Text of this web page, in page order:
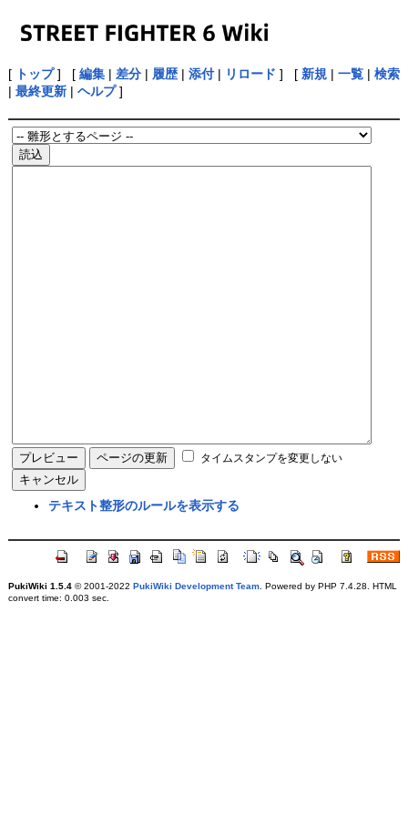
[ トップ] [ 編集| 差分| 履歴| 添付| リロード ] [ 新規| 一覧| 検索
| 最終更新| ヘルプ]
タイムスタンプを変更しない
テキスト整形のルールを表示する
PukiWiki 1.5.4© 2001-2022 PukiWiki Development Team. Powered by PHP 7.4.28. HTML
convert time: 0.003 sec.